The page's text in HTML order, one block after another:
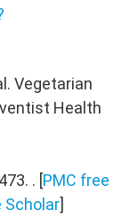
Vegetarian
Health
. [PMC free
Scholar]